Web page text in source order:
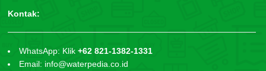
Kontak:
WhatsApp: Klik +62 821-1382-1331
Email: info@waterpedia.co.id